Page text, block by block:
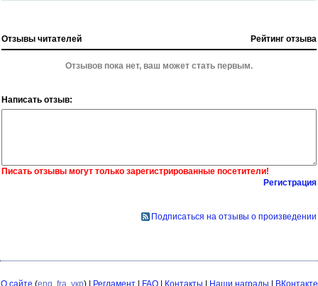
Отзывы читателей Рейтинг отзыва
Отзывов пока нет, ваш может стать первым.
Написать отзыв:
Писать отзывы могут только зарегистрированные посетители!
Регистрация
Подписаться на отзывы о произведении
О сайте (eng fra укр) | Регламент| FAQ| Контакты | Наши награды | ВКонтакте